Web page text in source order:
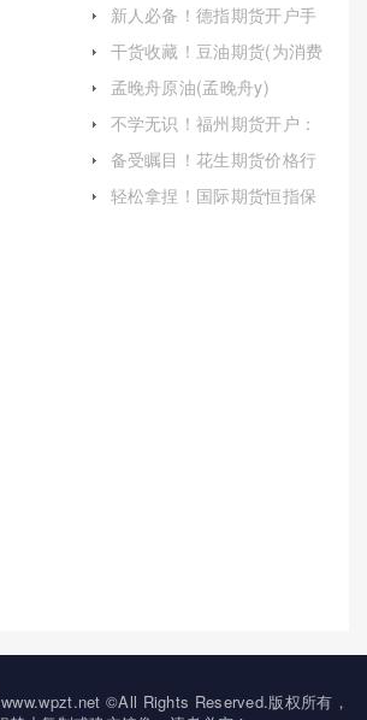
一关键概念）
新人必备！德指期货开户手
的决策）
干货收藏！豆油期货(为消费
的工具)
孟晚舟原油(孟晚舟y)
不学无识！福州期货开户：
备受瞩目！花生期货价格行
本面分析方法）
轻松拿捏！国际期货恒指保
©All Rights Reserved.版权所有，